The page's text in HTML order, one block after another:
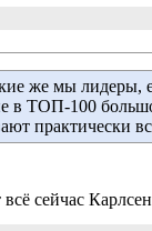
же мы лидеры,
в ТОП-100
практически
сейчас